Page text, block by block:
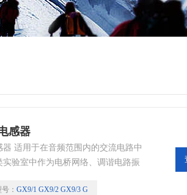
感器
适用于在音频范围内的交流电路中
验室中作为电桥网络、调谐电路振
： GX9/1 GX9/2 GX9/3 G